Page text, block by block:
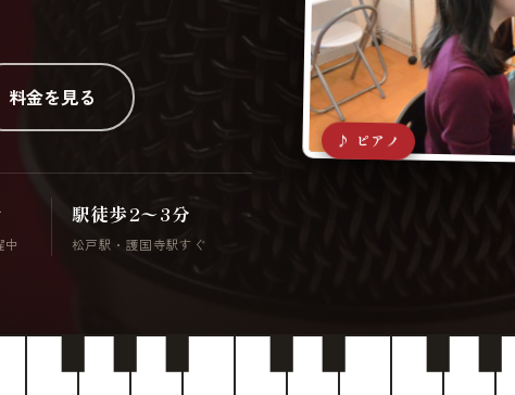
料金を見る
中
駅徒歩2〜3分
松戸駅・護国寺駅すぐ
♪ ピアノ